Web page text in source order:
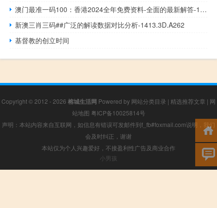
澳门最准一码100：香港2024全年免费资料-全面的最新解答-1011.ISO.178
新澳三肖三码##广泛的解读数据对比分析-1413.3D.A262
基督教的创立时间
Copyright © 2012 - 2026 榕城生活网 Powered by 网站分类目录 | 精选推荐文章 | 网
站地图 粤ICP备10025814号
声明：本站内容来自互联网，如信息有错误可发邮件到f_fb#foxmail.com说明，我们
会及时纠正，谢谢
本站仅为个人兴趣爱好，不接盈利性广告及商业合作
小男孩